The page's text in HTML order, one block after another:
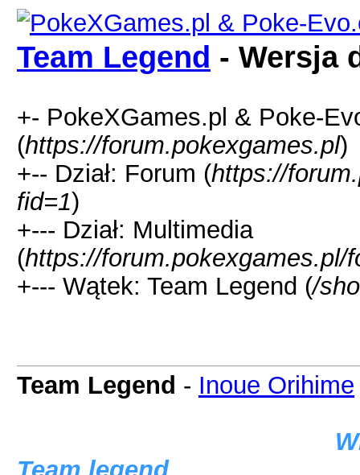
Team Legend - Wersja
+- PokeXGames.pl & Poke-
(https://forum.pokexgames.pl)
+-- Dział: Forum (https://
fid=1)
+--- Dział: Multimedia
(https://forum.pokexgames.pl/
+--- Wątek: Team Legend (/
Team Legend - Inoue Orihime
Witam
Team legend